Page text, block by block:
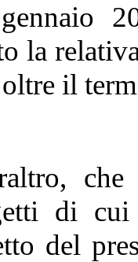
la
oltre il
di
del